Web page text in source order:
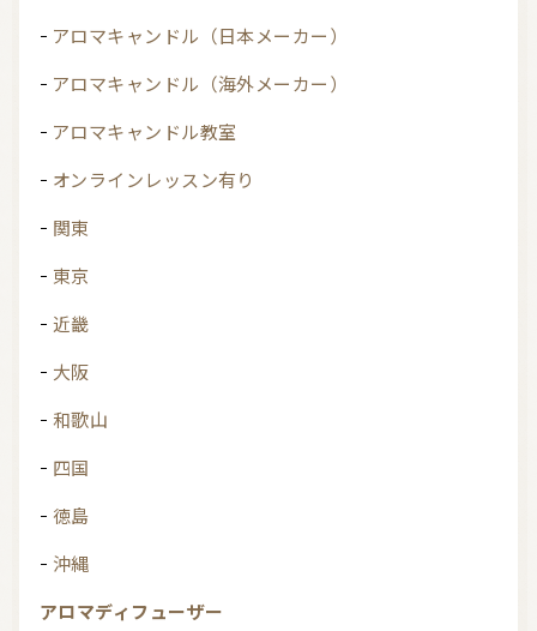
アロマキャンドル（日本メーカー）
アロマキャンドル（海外メーカー）
アロマキャンドル教室
オンラインレッスン有り
関東
東京
近畿
大阪
和歌山
四国
徳島
沖縄
アロマディフューザー